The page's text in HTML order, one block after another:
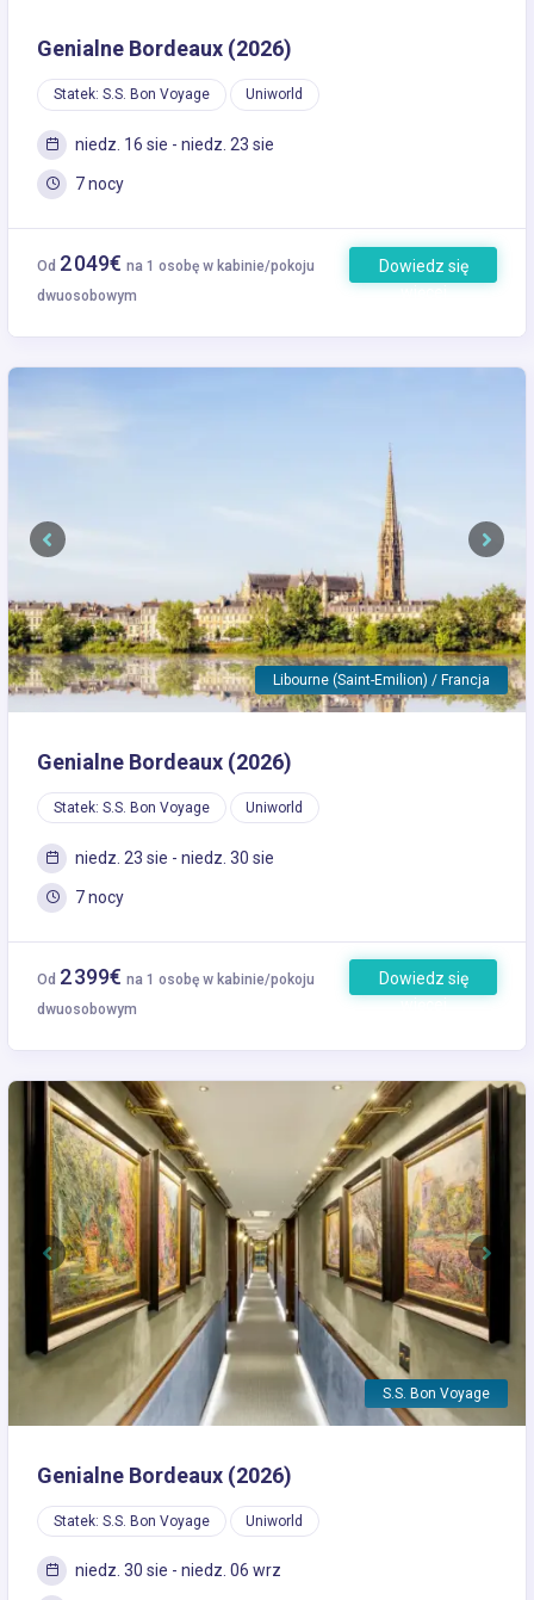
Genialne Bordeaux (2026)
Statek: S.S. Bon Voyage Uniworld
niedz. 16 sie - niedz. 23 sie
7 nocy
Od 2 049€ na 1 osobę w kabinie/pokoju
dwuosobowym
Dowiedz się
więcej
Libourne (Saint-Emilion) / Francja
Previous Next
Genialne Bordeaux (2026)
Statek: S.S. Bon Voyage Uniworld
niedz. 23 sie - niedz. 30 sie
7 nocy
Od 2 399€ na 1 osobę w kabinie/pokoju
dwuosobowym
Dowiedz się
więcej
S.S. Bon Voyage
Previous Next
Genialne Bordeaux (2026)
Statek: S.S. Bon Voyage Uniworld
niedz. 30 sie - niedz. 06 wrz